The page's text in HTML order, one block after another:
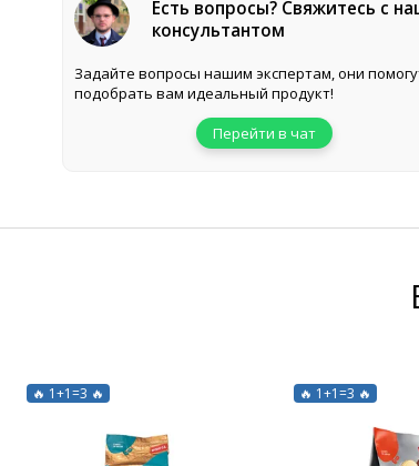
Есть вопросы? Свяжитесь с
консультантом
Задайте вопросы нашим экспертам, они
подобрать вам идеальный продукт!
Перейти в чат
🔥 1+1=3 🔥 🔥 1+1=3 🔥